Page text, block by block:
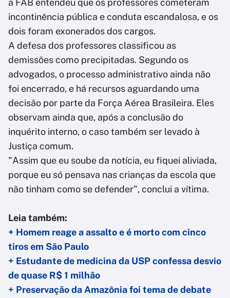
a FAB entendeu que os professores cometeram
incontinência pública e conduta escandalosa, e os
dois foram exonerados dos cargos.
A defesa dos professores classificou as
demissões como precipitadas. Segundo os
advogados, o processo administrativo ainda não
foi encerrado, e há recursos aguardando uma
decisão por parte da Força Aérea Brasileira. Eles
observam ainda que, após a conclusão do
inquérito interno, o caso também ser levado à
Justiça comum.
"Assim que eu soube da notícia, eu fiquei aliviada,
porque eu só pensava nas crianças da escola que
não tinham como se defender", conclui a vítima.
Leia também:
+ Homem reage a assalto e é morto com cinco
tiros em São Paulo
+ Estudante de medicina da USP confessa desvio
de quase R$ 1 milhão
+ Preservação da Amazônia foi tema de debate